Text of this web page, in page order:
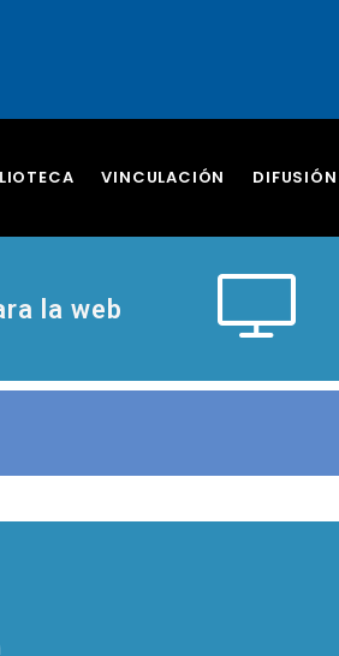
VINCULACIÓN DIFUSIÓN
la web